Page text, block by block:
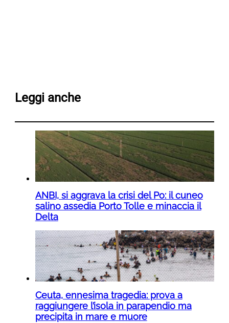
Leggi anche
ANBI, si aggrava la crisi del Po: il cuneo
salino assedia Porto Tolle e minaccia il
Delta
Ceuta, ennesima tragedia: prova a
raggiungere l’isola in parapendio ma
precipita in mare e muore